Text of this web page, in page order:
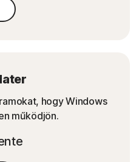
hogy Windows
működjön.